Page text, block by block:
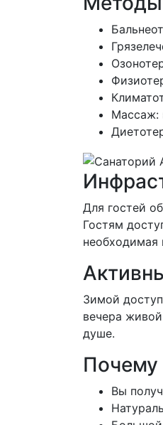
Массаж:
Для гостей
Гостям
необходимая
Зимой
вечера
душе.
Почему
Вы